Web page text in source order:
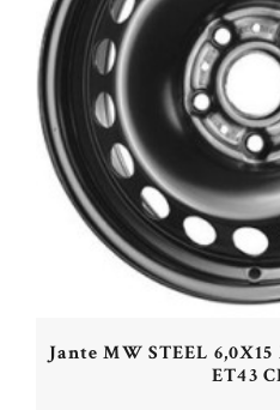
Jante MW STEEL 6,0X15
ET43